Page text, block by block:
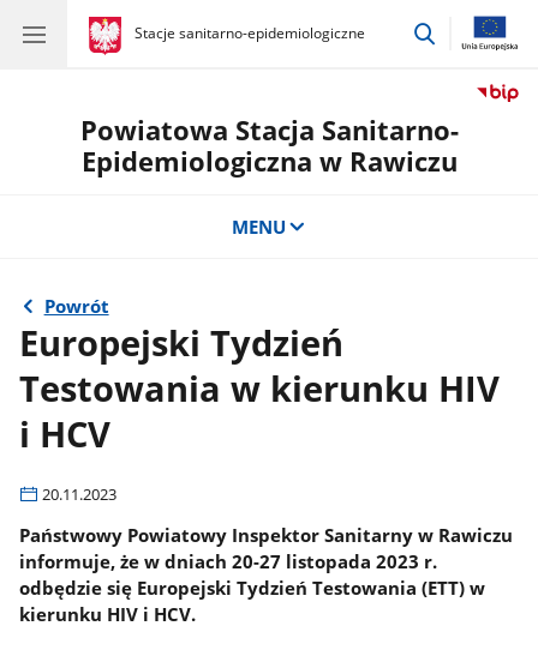
gov.pl
Stacje sanitarno-epidemiologiczne
gov.pl
Stacje
przejdź
Powiatowa Stacja Sanitarno-
Epidemiologiczna w Rawiczu
MENU
Powrót
Europejski Tydzień
Testowania w kierunku HIV
i HCV
20.11.2023
Państwowy Powiatowy Inspektor Sanitarny w Rawiczu
informuje, że w dniach 20-27 listopada 2023 r.
odbędzie się Europejski Tydzień Testowania (ETT) w
kierunku HIV i HCV.